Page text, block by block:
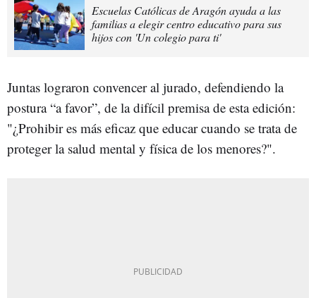
Escuelas Católicas de Aragón ayuda a las
familias a elegir centro educativo para sus
hijos con 'Un colegio para ti'
Juntas lograron convencer al jurado, defendiendo la
postura “a favor”, de la difícil premisa de esta edición:
"¿Prohibir es más eficaz que educar cuando se trata de
proteger la salud mental y física de los menores?".